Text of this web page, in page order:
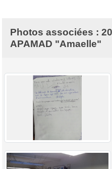
Photos associées :
APAMAD "Amaelle"